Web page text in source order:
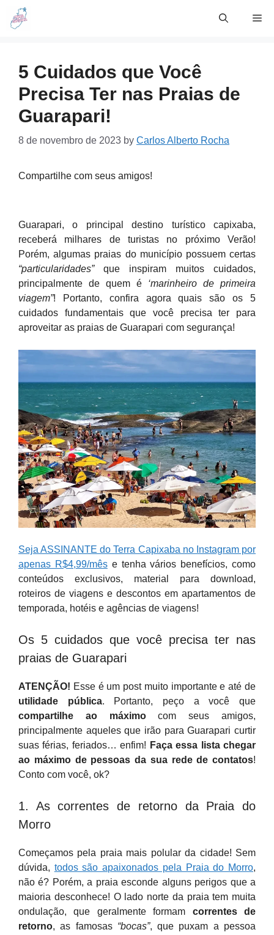
Skip
5 Cuidados que Você
Precisa Ter nas Praias de
Guarapari!
8 de novembro de 2023 by Carlos Alberto Rocha
Compartilhe com seus amigos!
Guarapari, o principal destino turístico capixaba,
receberá milhares de turistas no próximo Verão!
Porém, algumas praias do município possuem certas
“particularidades”que inspiram muitos cuidados,
principalmente de quem é ‘marinheiro de primeira
viagem”! Portanto, confira agora quais são os 5
cuidados fundamentais que você precisa ter para
aproveitar as praias de Guarapari com segurança!
Seja ASSINANTE do Terra Capixaba no Instagram por
apenas R$4,99/mêse tenha vários benefícios, como
conteúdos exclusivos, material para download,
roteiros de viagens e descontos em apartamentos de
temporada, hotéis e agências de viagens!
Os 5 cuidados que você precisa ter nas
praias de Guarapari
ATENÇÃO! Esse é um post muito importante e até de
utilidade pública. Portanto, peço a você que
compartilhe ao máximocom seus amigos,
principalmente aqueles que irão para Guarapari curtir
suas férias, feriados… enfim! Faça essa lista chegar
ao máximo de pessoas da sua rede de contatos!
Conto com você, ok?
1. As correntes de retorno da Praia do
Morro
Começamos pela praia mais polular da cidade! Sem
dúvida, todos são apaixonados pela Praia do Morro,
não é? Porém, a praia esconde alguns perigos que a
maioria desconhece! O lado norte da praia tem muita
ondulação, que geralmente formam correntes de
retorno, as famosas “bocas”, que puxam a pessoa